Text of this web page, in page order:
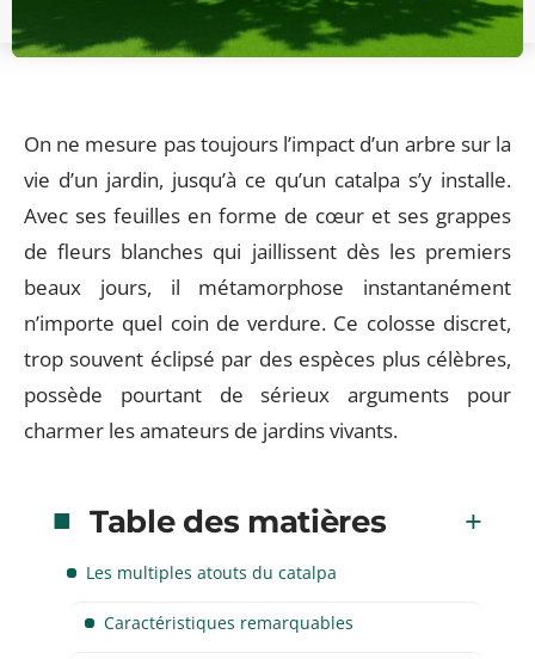
On ne mesure pas toujours l’impact d’un arbre sur la
vie d’un jardin, jusqu’à ce qu’un catalpa s’y installe.
Avec ses feuilles en forme de cœur et ses grappes
de fleurs blanches qui jaillissent dès les premiers
beaux jours, il métamorphose instantanément
n’importe quel coin de verdure. Ce colosse discret,
trop souvent éclipsé par des espèces plus célèbres,
possède pourtant de sérieux arguments pour
charmer les amateurs de jardins vivants.
Table des matières
Les multiples atouts du catalpa
Caractéristiques remarquables